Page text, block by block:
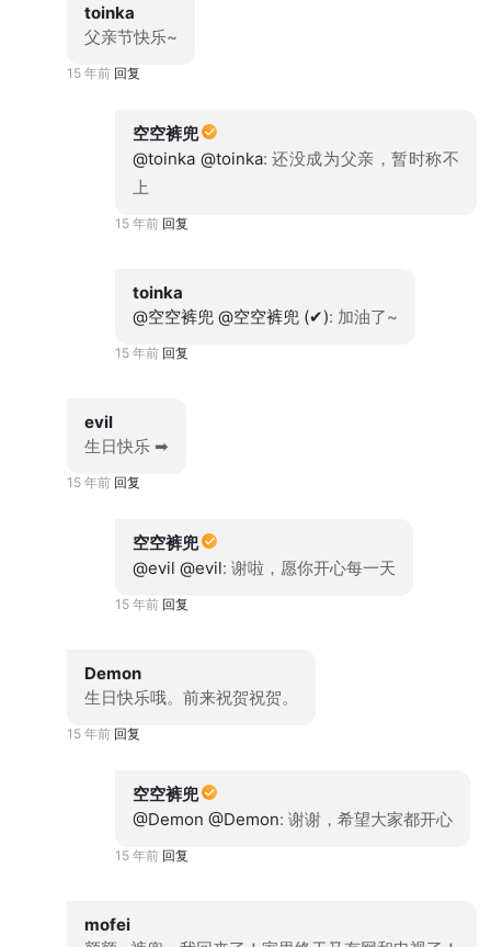
toinka
父亲节快乐~
15 年前 回复
空空裤兜
@toinka @toinka: 还没成为父亲，暂时称不
上
15 年前 回复
toinka
@空空裤兜 @空空裤兜 (✔): 加油了~
15 年前 回复
evil
生日快乐 ➡
15 年前 回复
空空裤兜
@evil @evil: 谢啦，愿你开心每一天
15 年前 回复
Demon
生日快乐哦。前来祝贺祝贺。
15 年前 回复
空空裤兜
@Demon @Demon: 谢谢，希望大家都开心
15 年前 回复
mofei